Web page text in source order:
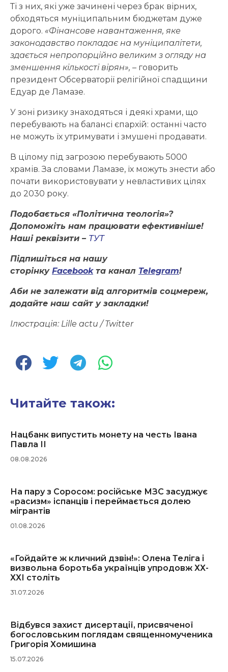
Ті з них, які уже зачинені через брак вірних,
обходяться муніципальним бюджетам дуже
дорого. «Фінансове навантаження, яке
законодавство покладає на муніципалітети,
здається непропорційно великим з огляду на
зменшення кількості вірян», – говорить
президент Обсерваторії релігійної спадщини
Едуар де Ламазе.
У зоні ризику знаходяться і деякі храми, що
перебувають на балансі єпархій: останні часто
не можуть їх утримувати і змушені продавати.
В цілому під загрозою перебувають 5000
храмів. За словами Ламазе, їх можуть знести або
почати використовувати у невластивих цілях
до 2030 року.
Подобається «Політична теологія»?
Допоможіть нам працювати ефективніше!
Наші реквізити – ТУТ
Підпишіться на нашу
сторінку Facebookта канал Telegram!
Аби не залежати від алгоритмів соцмереж,
додайте наш сайт у закладки!
Ілюстрація: Lille actu / Twitter
Читайте також:
Нацбанк випустить монету на честь Івана
Павла ІІ
08.08.2026
На пару з Соросом: російське МЗС засуджує
«расизм» іспанців і переймається долею
мігрантів
01.08.2026
«Гойдайте ж кличний дзвін!»: Олена Теліга і
визвольна боротьба українців упродовж ХХ-
ХХІ століть
31.07.2026
Відбувся захист дисертації, присвяченої
богословським поглядам священномученика
Григорія Хомишина
15.07.2026